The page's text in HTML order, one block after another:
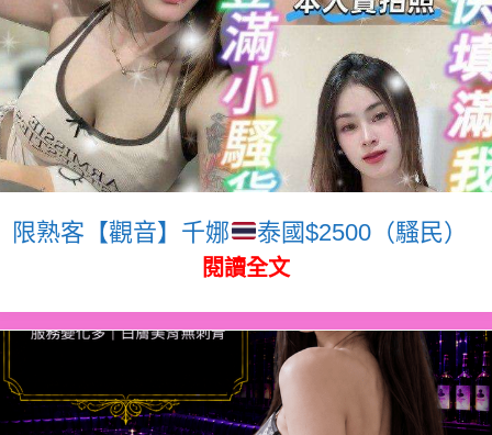
限熟客【觀音】千娜 泰國$2500（騷民）
閱讀全文